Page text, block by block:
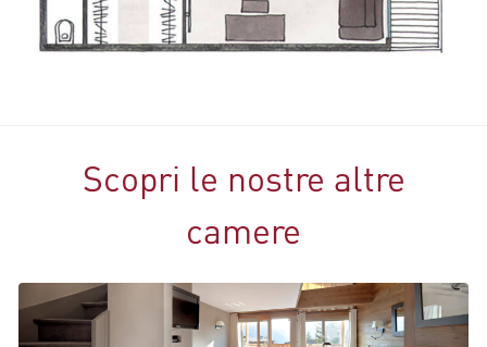
Scopri le nostre altre
camere